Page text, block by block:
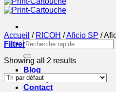
Recherche
pour :
Blog
Boutique
Contact
Accueil / RICOH /Aficio SP /
Filtrer
Showing all 2 results